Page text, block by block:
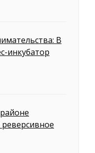
В
инкубатор